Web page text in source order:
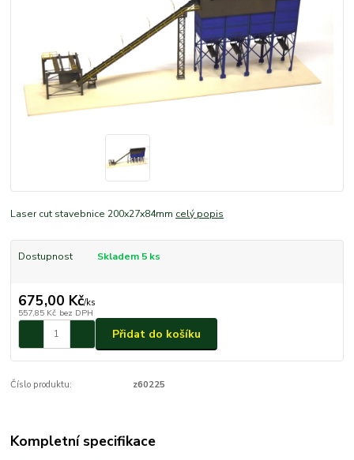
Laser cut stavebnice 200x27x84mm celý popis
Dostupnost Skladem 5 ks
675,00 Kč/ks
557,85 Kč bez DPH
Přidat do košíku
Číslo produktu: z60225
Kompletní specifikace